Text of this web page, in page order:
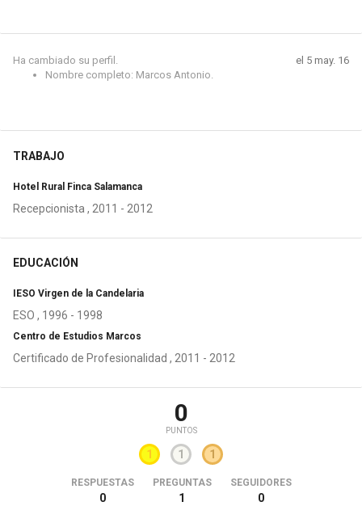
Ha cambiado su perfil.
Nombre completo: Marcos Antonio.
el 5 may. 16
TRABAJO
Hotel Rural Finca Salamanca
Recepcionista , 2011 - 2012
EDUCACIÓN
IESO Virgen de la Candelaria
ESO , 1996 - 1998
Centro de Estudios Marcos
Certificado de Profesionalidad , 2011 - 2012
0
PUNTOS
1 1 1
RESPUESTAS
0
PREGUNTAS
1
SEGUIDORES
0